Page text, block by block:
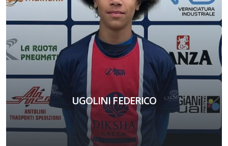
UGOLINI FEDERICO